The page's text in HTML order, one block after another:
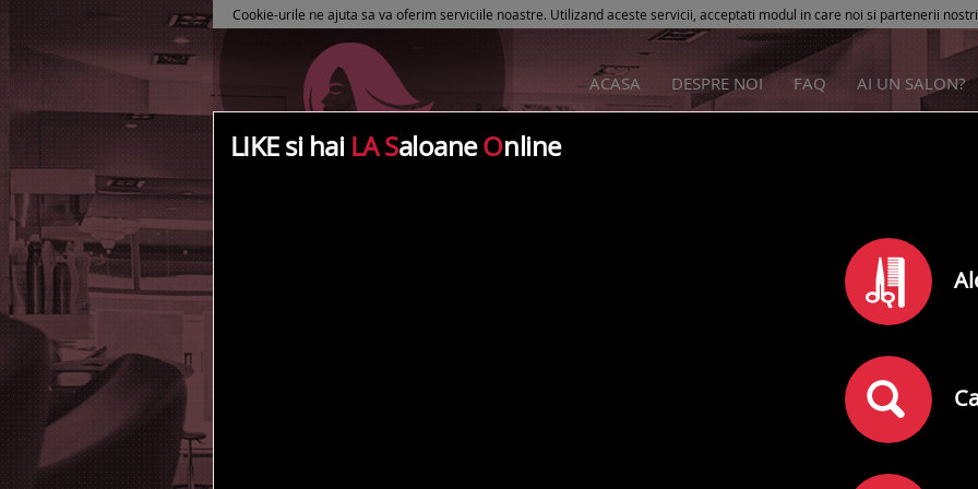
Cookie-urile ne ajuta sa va oferim serviciile noastre. Utilizand aceste servicii, acceptati modul in care noi si partenerii
ACASA DESPRE NOI FAQ AI UN SALON?
comentarii)
LIKE si hai LA SaloaneOnline